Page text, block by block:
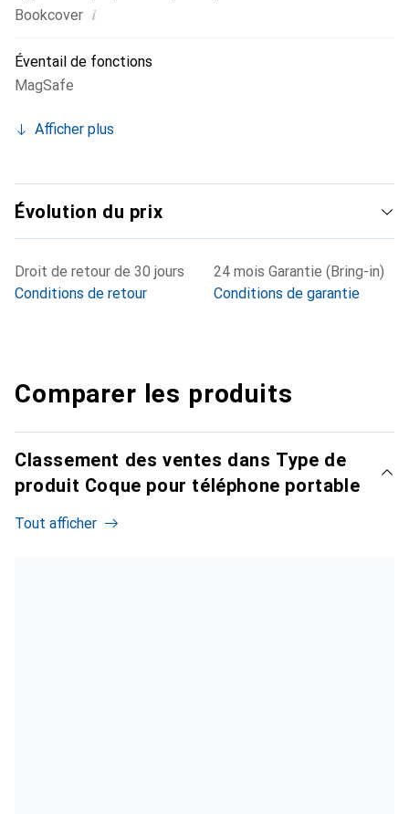
Bookcover i
Éventail de fonctions
MagSafe
Afficher plus
Évolution du prix
Droit de retour de 30 jours
Conditions de retour
24 mois Garantie (Bring-in)
Conditions de garantie
Comparer les produits
Classement des ventes dans Type de
produit Coque pour téléphone portable
Tout afficher